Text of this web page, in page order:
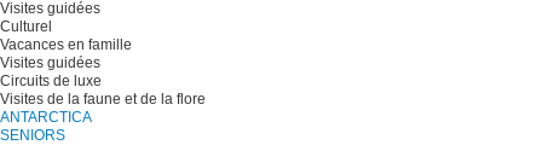
Visites guidées
Culturel
Vacances en famille
Visites guidées
Circuits de luxe
Visites de la faune et de la flore
ANTARCTICA
SENIORS